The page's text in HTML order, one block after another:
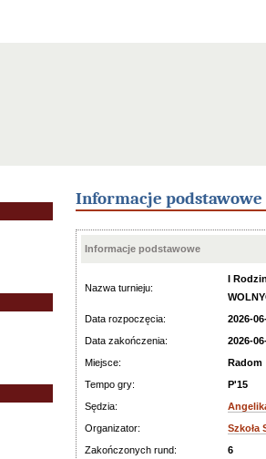
Informacje podstawowe
Informacje podstawowe
Nazwa turnieju:
I
Data rozpoczęcia:
2026-
Data zakończenia:
2026-
Miejsce:
Radom
Tempo gry:
P'15
Sędzia:
Organizator:
Szkoła
Zakończonych rund:
6